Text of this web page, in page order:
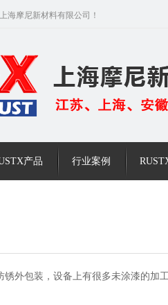
海摩尼新材料有限公司！
产品 行业案例
外包装，设备上有很多未涂漆的加